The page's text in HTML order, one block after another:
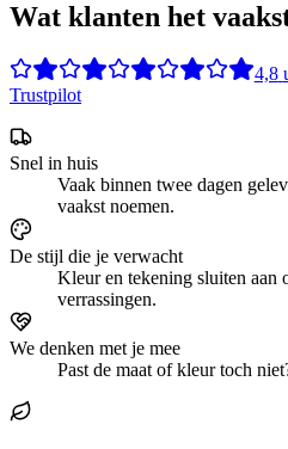
Wat klanten het
4,8
Trustpilot
Snel in huis
Vaak binnen twee dagen
vaakst noemen.
De stijl die je verwacht
Kleur en tekening sluiten aan
verrassingen.
We denken met je mee
Past de maat of kleur toch